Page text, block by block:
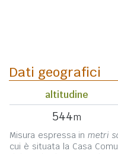
Dati geografici
altitudine
544m
Misura espressa in metri
cui è situata la Casa